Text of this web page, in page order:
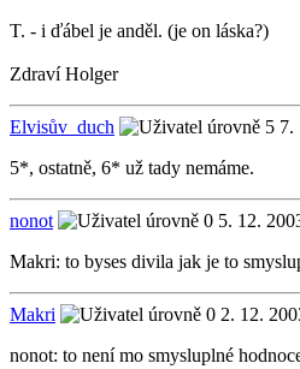
T. - i ďábel je anděl. (je on láska?)
Zdraví Holger
Elvisův_duch
7.
5*, ostatně, 6* už tady nemáme.
nonot
5. 12.
Makri: to byses divila jak je to
Makri
2. 12.
nonot: to není mo smysluplné